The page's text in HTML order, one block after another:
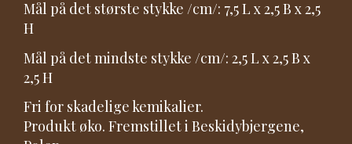
Mål på det største stykke /cm/: 7,5 L x 2,5 B x 2,5
H
Mål på det mindste stykke /cm/: 2,5 L x 2,5 B x
2,5 H
Fri for skadelige kemikalier.
Produkt øko. Fremstillet i Beskidybjergene,